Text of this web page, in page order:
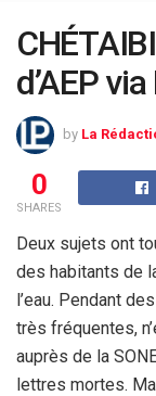
d’AEP
by La
0
SHARES
Deux sujets ont
des habitants de
l’eau. Pendant
très fréquentes,
auprès de la
lettres mortes.